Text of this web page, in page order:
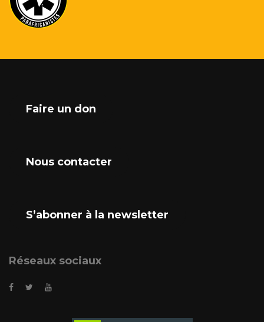
Faire un don
Nous contacter
S’abonner à la newsletter
Réseaux sociaux